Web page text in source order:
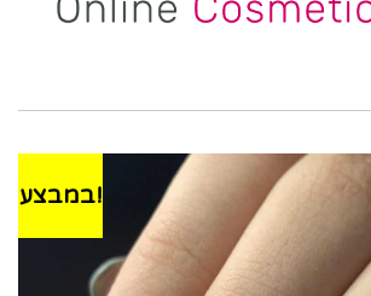
במבצע!